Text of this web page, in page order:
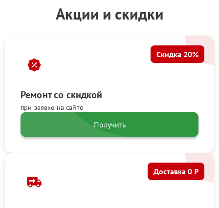
Акции и скидки
Ремонт со скидкой
при заявке на сайте
Скидка 20%
Получить
Доставка 0 ₽